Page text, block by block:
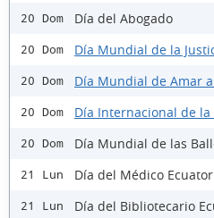
20 Dom Día del Abogado
20 Dom Día Mundial de la
20 Dom Día Mundial de Amar
20 Dom Día Internacional de la
20 Dom Día Mundial de las
21 Lun Día del Médico
21 Lun Día del Bibliotecario